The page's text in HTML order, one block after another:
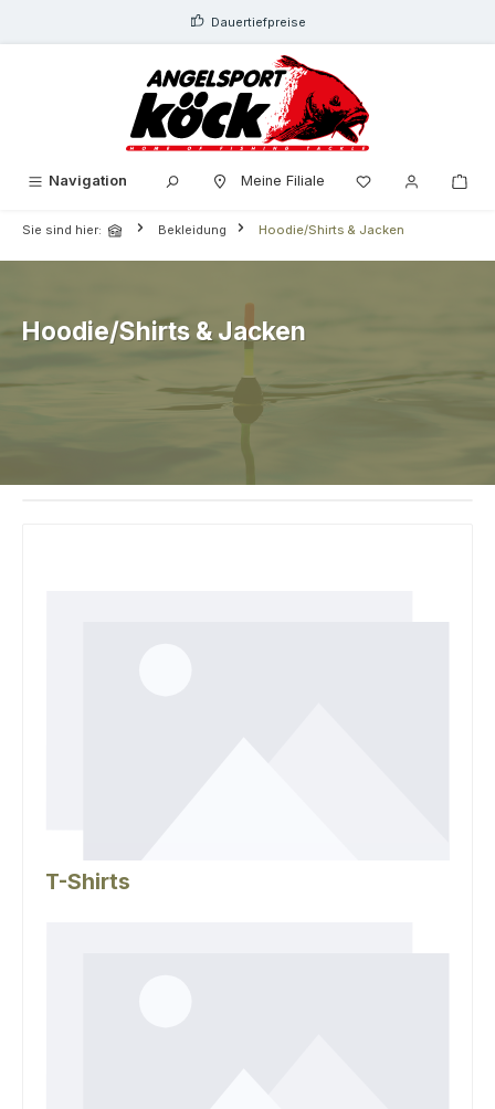
Dauertiefpreise
Navigation Meine Filiale
Sie sind hier: Bekleidung Hoodie/Shirts & Jacken
Hoodie/Shirts & Jacken
T-Shirts